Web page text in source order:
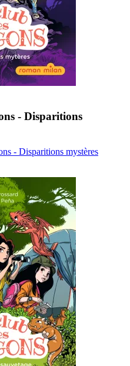
- Disparitions
- Disparitions mystères